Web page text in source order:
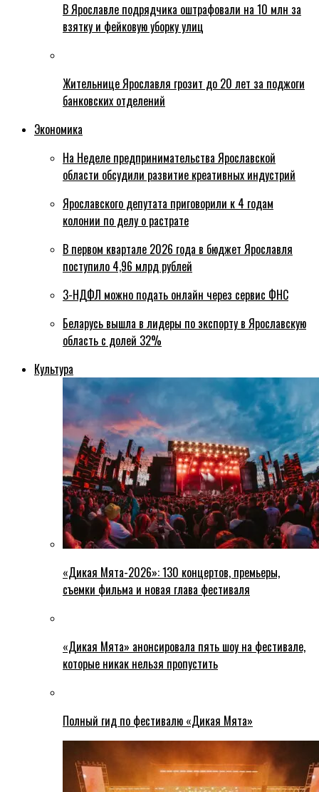
В Ярославле подрядчика оштрафовали на 10 млн за
взятку и фейковую уборку улиц
Жительнице Ярославля грозит до 20 лет за поджоги
банковских отделений
Экономика
На Неделе предпринимательства Ярославской
области обсудили развитие креативных индустрий
Ярославского депутата приговорили к 4 годам
колонии по делу о растрате
В первом квартале 2026 года в бюджет Ярославля
поступило 4,96 млрд рублей
3-НДФЛ можно подать онлайн через сервис ФНС
Беларусь вышла в лидеры по экспорту в Ярославскую
область с долей 32%
Культура
«Дикая Мята-2026»: 130 концертов, премьеры,
съемки фильма и новая глава фестиваля
«Дикая Мята» анонсировала пять шоу на фестивале,
которые никак нельзя пропустить
Полный гид по фестивалю «Дикая Мята»